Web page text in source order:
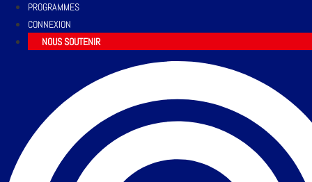
PROGRAMMES
CONNEXION
NOUS SOUTENIR